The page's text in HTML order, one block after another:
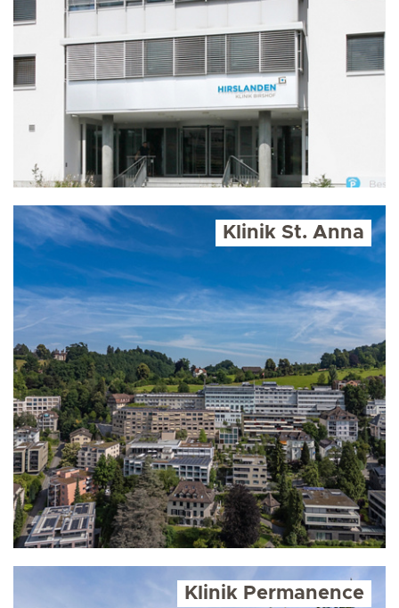
Klinik St. Anna
Klinik Permanence